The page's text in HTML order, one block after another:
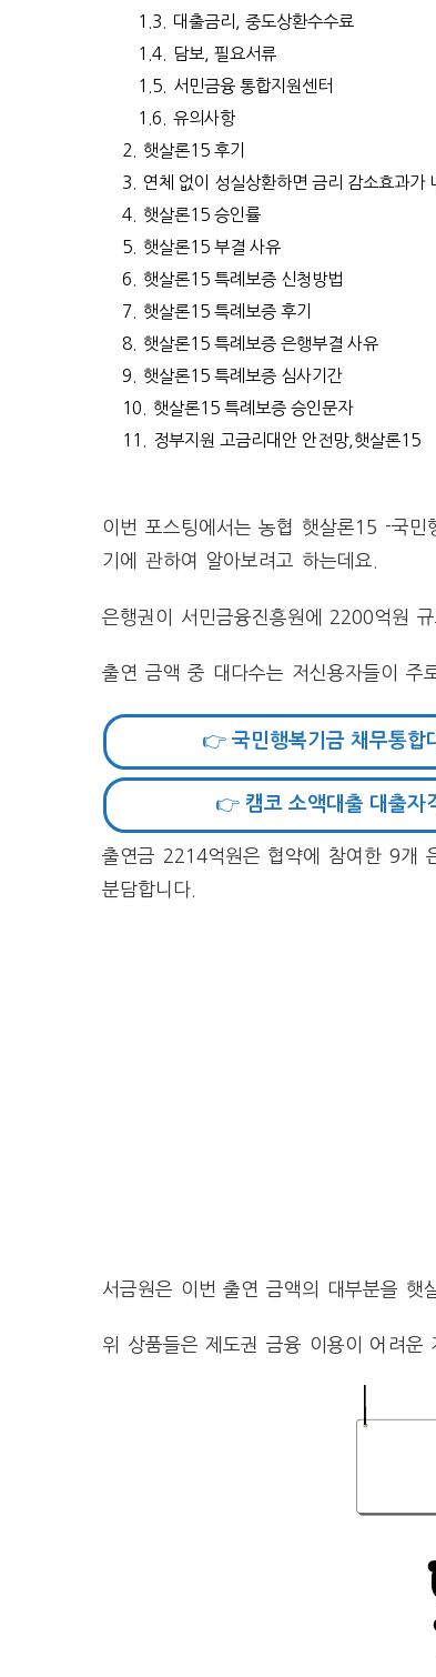
1.3.
대출금리, 중도상환수수료
1.4.
담보, 필요서류
1.5.
서민금융 통합지원센터
1.6.
유의사항
2.
햇살론15 후기
3.
연체 없이 성실상환하면 금리 감소효과가
4.
햇살론15 승인률
5.
햇살론15 부결 사유
6.
햇살론15 특례보증 신청방법
7.
햇살론15 특례보증 후기
8.
햇살론15 특례보증 은행부결 사유
9.
햇살론15 특례보증 심사기간
10.
햇살론15 특례보증 승인문자
11.
정부지원 고금리대안 안전망,햇살론15
이번 포스팅에서는 농협 햇살론15 -국민
기에 관하여 알아보려고 하는데요.
은행권이 서민금융진흥원에 2200억원
출연 금액 중 대다수는 저신용자들이 주
👉 국민행복기금 채무통합
👉 캠코 소액대출 대출자
출연금 2214억원은 협약에 참여한 9개
분담합니다.
서금원은 이번 출연 금액의 대부분을 햇
위 상품들은 제도권 금융 이용이 어려운